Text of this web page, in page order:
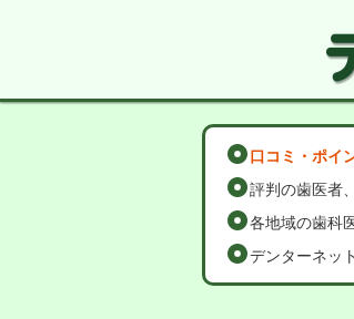
口コミ・ポイ
評判の歯医者
各地域の歯科
デンターネッ